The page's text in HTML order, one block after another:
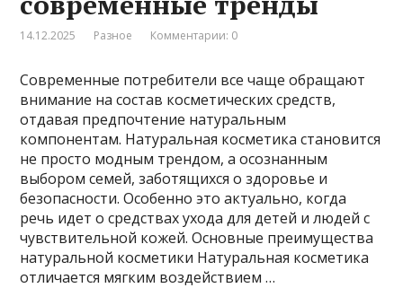
14.12.2025 Разное Комментарии: 0
Современные потребители все чаще обращают
внимание на состав косметических средств,
отдавая предпочтение натуральным
компонентам. Натуральная косметика становится
не просто модным трендом, а осознанным
выбором семей, заботящихся о здоровье и
безопасности. Особенно это актуально, когда
речь идет о средствах ухода для детей и людей с
чувствительной кожей. Основные преимущества
натуральной косметики Натуральная косметика
отличается мягким воздействием …